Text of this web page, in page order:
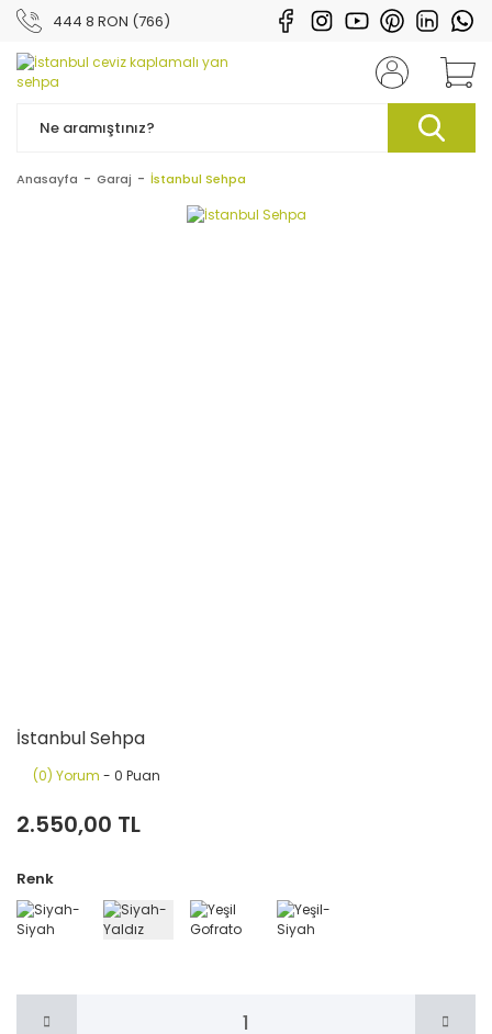
444 8 RON (766)
Anasayfa Garaj İstanbul Sehpa
İstanbul Sehpa
(0) Yorum - 0 Puan
2.550,00 TL
Renk